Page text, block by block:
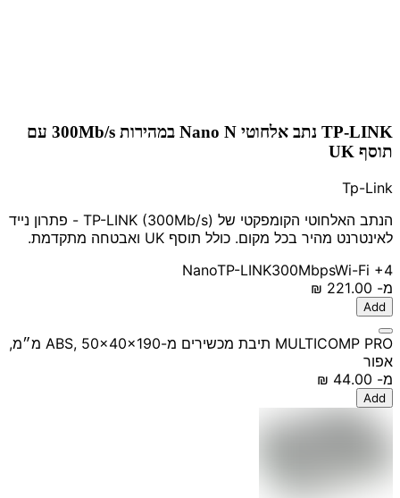
TP-LINK נתב אלחוטי Nano N במהירות 300Mb/s עם
תוסף UK
Tp-Link
הנתב האלחוטי הקומפקטי של TP-LINK (300Mb/s) - פתרון נייד
לאינטרנט מהיר בכל מקום. כולל תוסף UK ואבטחה מתקדמת.
NanoTP-LINK300MbpsWi-Fi +4
מ-
Add
MULTICOMP PRO תיבת מכשירים מ-ABS, 50x40x190 מ״מ,
אפור
מ-
Add